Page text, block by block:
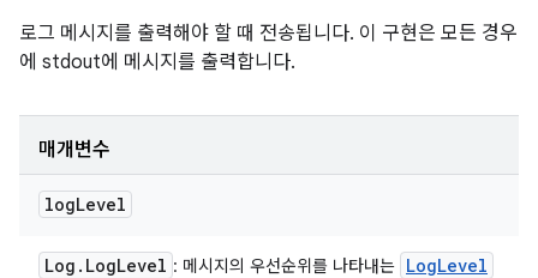
로그 메시지를 출력해야 할 때 전송됩니다. 이 구현은 모든 경우
에 stdout에 메시지를 출력합니다.
매개변수
logLevel
Log . LogLevel : 메시지의 우선순위를 나타내는 LogLevel